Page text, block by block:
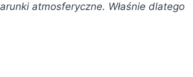
atmosferyczne. Właśnie dlatego